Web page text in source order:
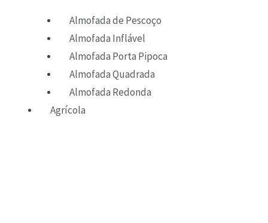
Almofada de Pescoço
Almofada Inflável
Almofada Porta Pipoca
Almofada Quadrada
Almofada Redonda
Agrícola